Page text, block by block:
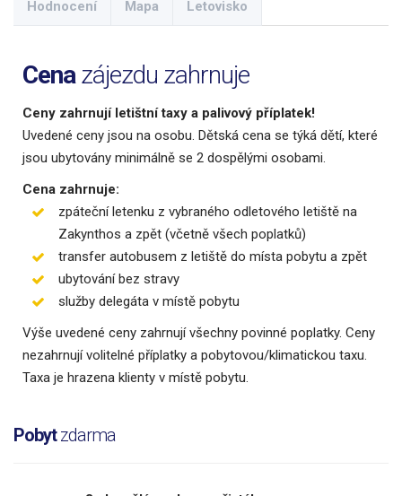
Hodnocení Mapa Letovisko
Cenazájezdu zahrnuje
Ceny zahrnují letištní taxy a palivový příplatek!
Uvedené ceny jsou na osobu. Dětská cena se týká dětí, které
jsou ubytovány minimálně se 2 dospělými osobami.
Cena zahrnuje:
zpáteční letenku z vybraného odletového letiště na
Zakynthos a zpět (včetně všech poplatků)
transfer autobusem z letiště do místa pobytu a zpět
ubytování bez stravy
služby delegáta v místě pobytu
Výše uvedené ceny zahrnují všechny povinné poplatky. Ceny
nezahrnují volitelné příplatky a pobytovou/klimatickou taxu.
Taxa je hrazena klienty v místě pobytu.
Pobytzdarma